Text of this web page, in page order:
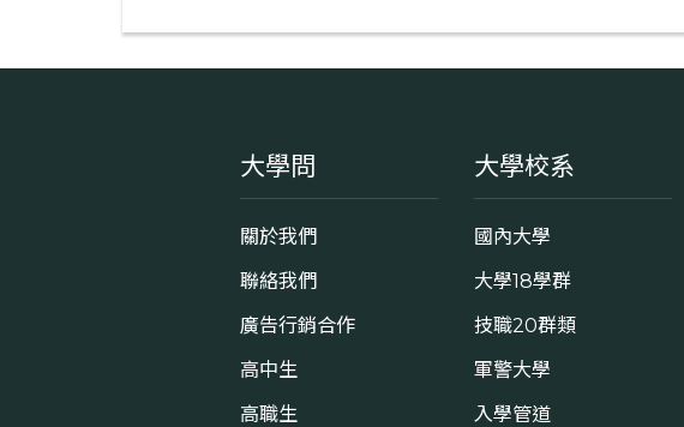
大學問
關於我們
聯絡我們
廣告行銷合作
高中生
高職生
大學校系
國內大學
大學18學群
技職20群類
軍警大學
入學管道